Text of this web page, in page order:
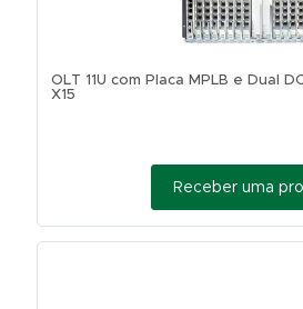
OLT 11U com Placa MPLB e Dual
X15
Receber uma